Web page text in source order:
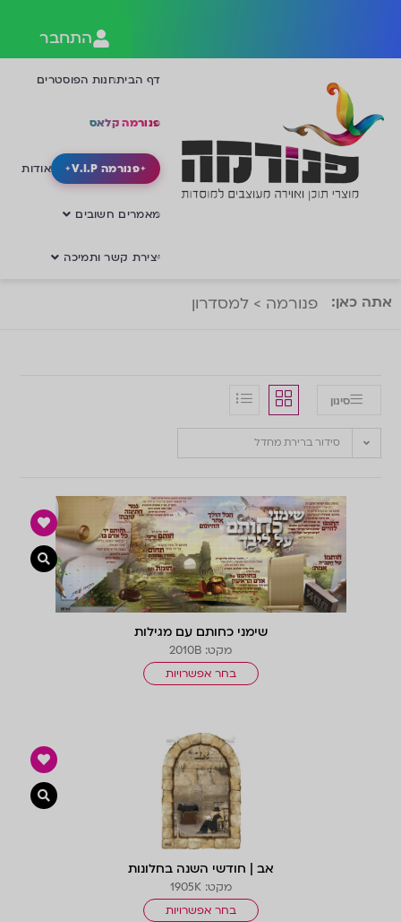
התחבר
דף הביתחנות הפוסטרים
פנורמה קלאס
פנורמה V.I.P אודות
מאמרים חשובים
יצירת קשר ותמיכה
אתה כאן: פנורמה > למסדרון
סינון
סידור ברירת מחדל
שימני כחותם עם מגילות
מקט: 2010B
בחר אפשרויות
אב | חודשי השנה בחלונות
מקט: 1905K
בחר אפשרויות